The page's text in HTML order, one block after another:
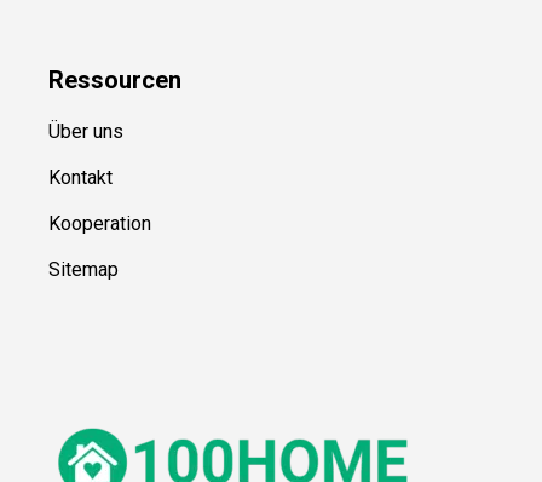
Ressourcen
Über uns
Kontakt
Kooperation
Sitemap